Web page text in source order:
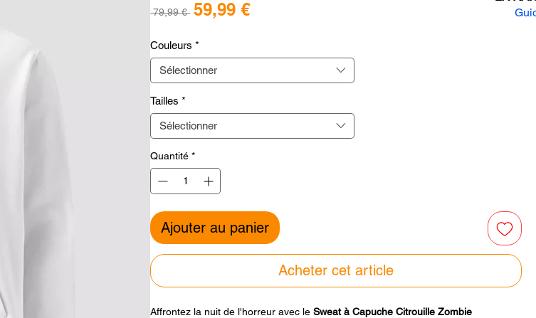
79,99 € Prix
59,99 €Prix
Couleurs *
Sélectionner
Tailles *
Sélectionner
Quantité *
Ajouter au panier
Acheter cet article
Affrontez la nuit de l'horreur avec leSweat à Capuche Citrouille Zombie